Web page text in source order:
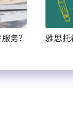
务？ 雅思托